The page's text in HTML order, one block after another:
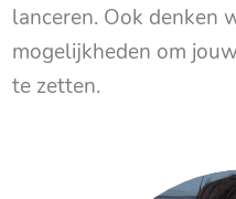
lanceren. Ook denken
mogelijkheden om
te zetten.